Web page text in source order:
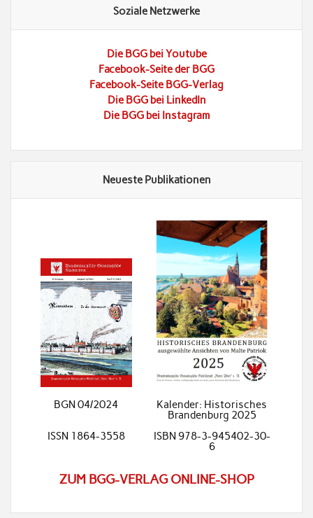
Soziale Netzwerke
Die BGG bei Youtube
Facebook-Seite der BGG
Facebook-Seite BGG-Verlag
Die BGG bei LinkedIn
Die BGG bei Instagram
Neueste Publikationen
BGN 04/2024
Kalender: Historisches
Brandenburg 2025
ISSN 1864-3558
ISBN 978-3-945402-30-
6
ZUM BGG-VERLAG ONLINE-SHOP